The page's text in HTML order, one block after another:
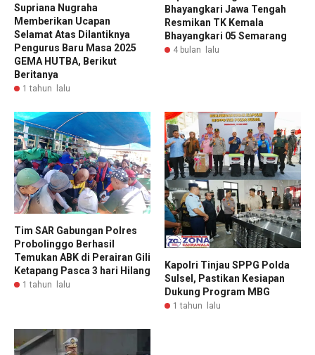
Supriana Nugraha
Memberikan Ucapan
Selamat Atas Dilantiknya
Pengurus Baru Masa 2025
GEMA HUTBA, Berikut
Beritanya
1 tahun lalu
Bhayangkari Jawa Tengah
Resmikan TK Kemala
Bhayangkari 05 Semarang
4 bulan lalu
Tim SAR Gabungan Polres
Probolinggo Berhasil
Temukan ABK di Perairan Gili
Ketapang Pasca 3 hari Hilang
1 tahun lalu
Kapolri Tinjau SPPG Polda
Sulsel, Pastikan Kesiapan
Dukung Program MBG
1 tahun lalu